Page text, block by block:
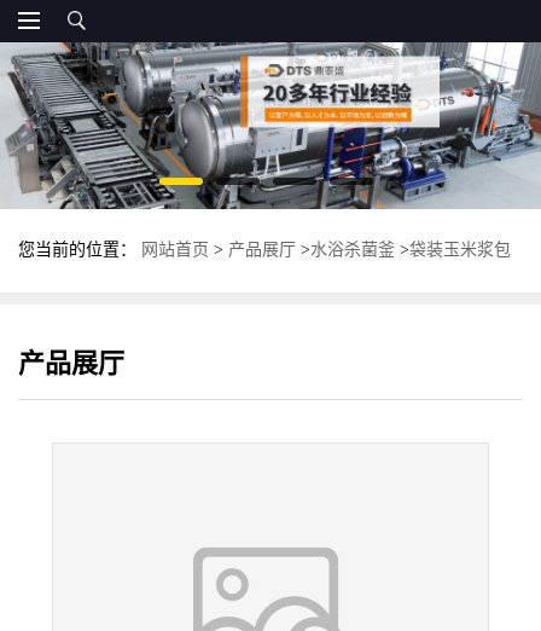
您当前的位置： 网站首页 > 产品展厅 >水浴杀菌釜 >袋装玉米浆包
产品展厅